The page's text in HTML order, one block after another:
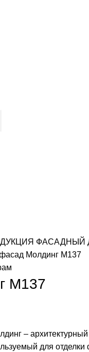
ФАСАДНЫЙ
Молдинг М137
М137
–
для отделки